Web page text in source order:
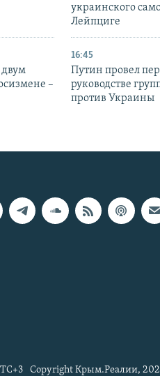
украинского
Лейпциге
–
16:45
Путин провел
руководстве
против Украины
Copyright Крым.Реалии,